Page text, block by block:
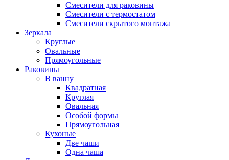
Смесители для раковины
Смесители с термостатом
Смесители скрытого монтажа
Зеркала
Круглые
Овальные
Прямоугольные
Раковины
В ванну
Квадратная
Круглая
Овальная
Особой формы
Прямоугольная
Кухоные
Две чаши
Одна чаша